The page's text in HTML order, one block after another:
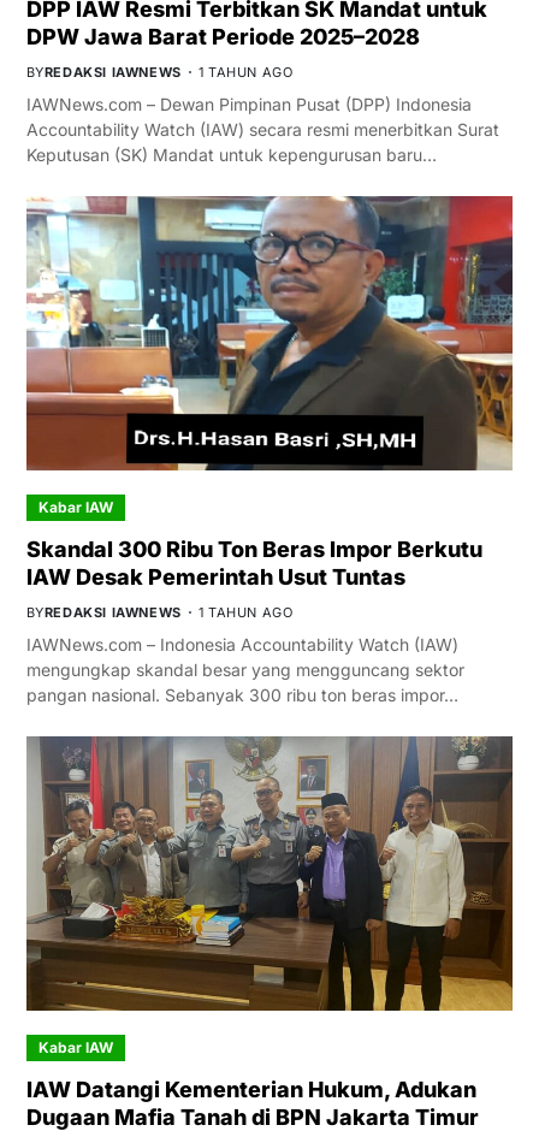
DPP IAW Resmi Terbitkan SK Mandat untuk
DPW Jawa Barat Periode 2025–2028
BYREDAKSI IAWNEWS 1 TAHUN AGO
IAWNews.com – Dewan Pimpinan Pusat (DPP) Indonesia
Accountability Watch (IAW) secara resmi menerbitkan Surat
Keputusan (SK) Mandat untuk kepengurusan baru…
Kabar IAW
Skandal 300 Ribu Ton Beras Impor Berkutu
IAW Desak Pemerintah Usut Tuntas
BYREDAKSI IAWNEWS 1 TAHUN AGO
IAWNews.com – Indonesia Accountability Watch (IAW)
mengungkap skandal besar yang mengguncang sektor
pangan nasional. Sebanyak 300 ribu ton beras impor…
Kabar IAW
IAW Datangi Kementerian Hukum, Adukan
Dugaan Mafia Tanah di BPN Jakarta Timur